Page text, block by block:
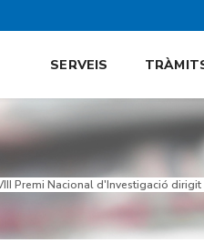
SERVEIS
Premi Nacional d'Investigació